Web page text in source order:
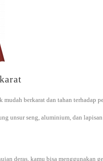
berkarat dan tahan terhadap
unsur seng, aluminium, dan lapisan
deras, kamu bisa menggunakan